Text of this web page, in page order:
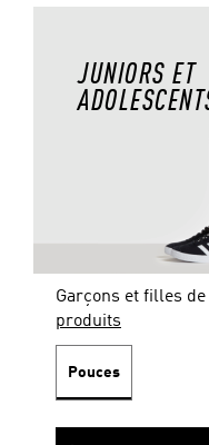
JUNIORS ET
Garçons et filles de
produits
Pouces